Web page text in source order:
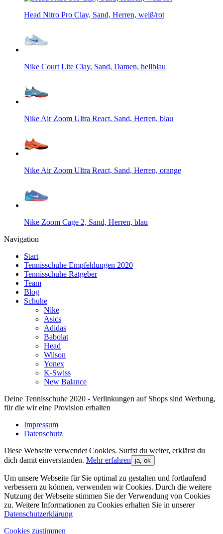
Head Nitro Pro Clay, Sand, Herren, weiß/rot
Nike Court Lite Clay, Sand, Damen, hellblau
Nike Air Zoom Ultra React, Sand, Herren, blau
Nike Air Zoom Ultra React, Sand, Herren, orange
Nike Zoom Cage 2, Sand, Herren, blau
Navigation
Start
Tennisschuhe Empfehlungen 2020
Tennisschuhe Ratgeber
Team
Blog
Schuhe
Nike
Asics
Adidas
Babolat
Head
Wilson
Yonex
K-Swiss
New Balance
Deine Tennisschuhe 2020 - Verlinkungen auf Shops sind Werbung,
für die wir eine Provision erhalten
Impressum
Datenschutz
Diese Webseite verwendet Cookies. Surfst du weiter, erklärst du
dich damit einverstanden. Mehr erfahren ja, ok
Um unsere Webseite für Sie optimal zu gestalten und fortlaufend
verbessern zu können, verwenden wir Cookies. Durch die weitere
Nutzung der Webseite stimmen Sie der Verwendung von Cookies
zu. Weitere Informationen zu Cookies erhalten Sie in unserer
Datenschutzerklärung
Cookies zustimmen